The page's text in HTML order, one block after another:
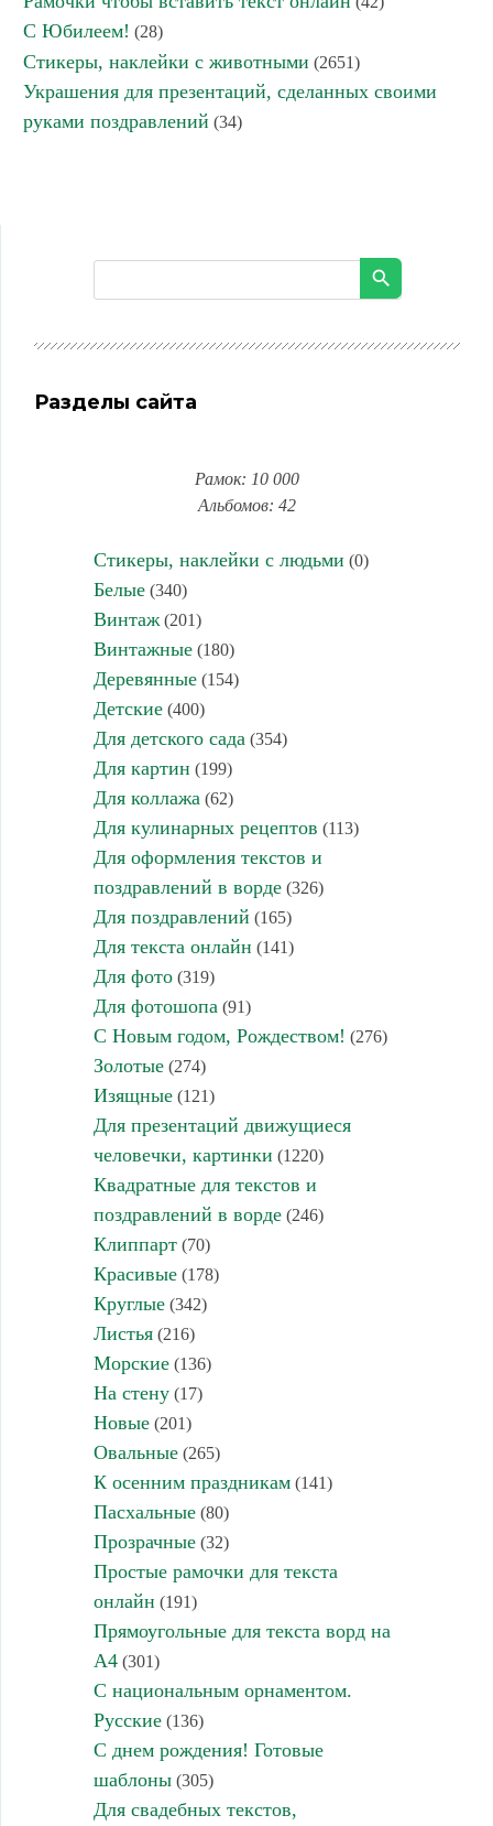
С Юбилеем! (28)
Стикеры, наклейки с животными (2651)
Украшения для презентаций, сделанных своими
руками поздравлений (34)
Разделы сайта
Рамок: 10 000
Альбомов: 42
Стикеры, наклейки с людьми (0)
Белые(340)
Винтаж(201)
Винтажные(180)
Деревянные(154)
Детские(400)
Для детского сада (354)
Для картин (199)
Для коллажа (62)
Для кулинарных рецептов (113)
Для оформления текстов и
поздравлений в ворде(326)
Для поздравлений (165)
Для текста онлайн (141)
Для фото(319)
Для фотошопа (91)
С Новым годом, Рождеством! (276)
Золотые(274)
Изящные(121)
Для презентаций движущиеся
человечки, картинки (1220)
Квадратные для текстов и
поздравлений в ворде(246)
Клиппарт(70)
Красивые(178)
Круглые(342)
Листья(216)
Морские(136)
На стену(17)
Новые(201)
Овальные(265)
К осенним праздникам(141)
Пасхальные(80)
Прозрачные(32)
Простые рамочки для текста
онлайн (191)
Прямоугольные для текста ворд на
А4(301)
С национальным орнаментом.
Русские(136)
С днем рождения! Готовые
шаблоны(305)
Для свадебных текстов,